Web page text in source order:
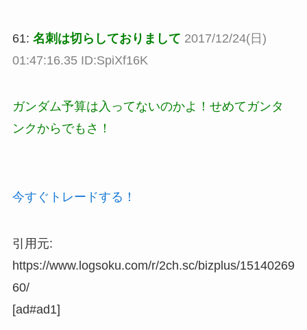
61: 名刺は切らしておりまして 2017/12/24(日)
01:47:16.35 ID:SpiXf16K
ガンダム予算は入ってないのかよ！せめてガンタ
ンクからでもさ！
今すぐトレードする！
引用元:
https://www.logsoku.com/r/2ch.sc/bizplus/15140269
60/
[ad#ad1]